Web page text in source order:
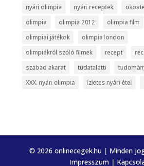
nyári olimpia
nyári receptek
olimpia
olimpia 2012
olimpia film
olimpiai játékok
olimpia london
olimpiákról szóló filmek
recept
szabad akarat
tudatalatti
XXX. nyári olimpia
ízletes nyári étel
© 2026 onlinecegek.hu | Minden
Impresszum|